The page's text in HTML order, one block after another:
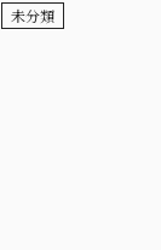
未分類